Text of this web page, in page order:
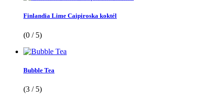
Finlandia Lime Caipiroska koktél
(0 / 5)
Bubble Tea
(3 / 5)